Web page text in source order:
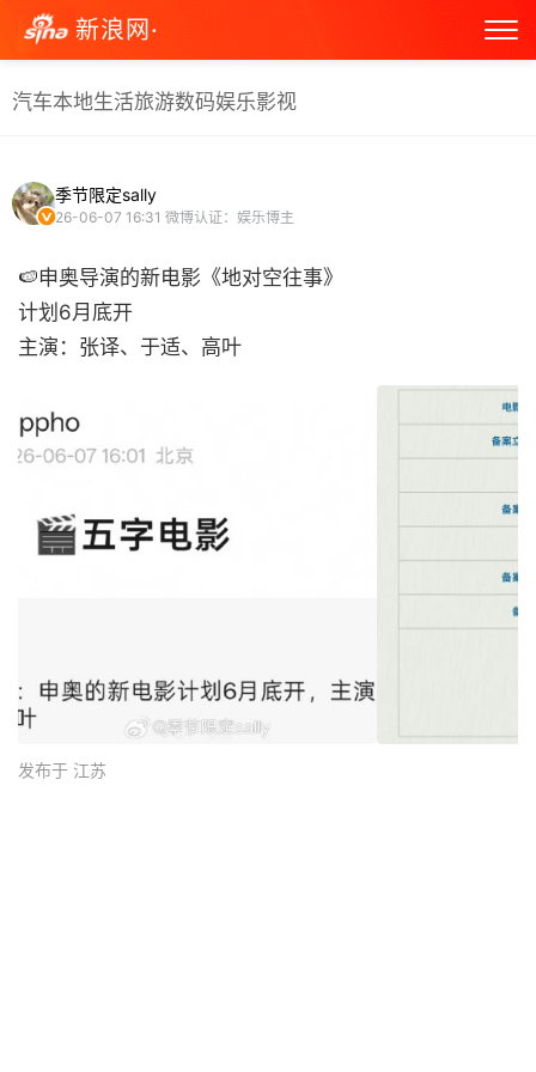
新浪网·
汽车本地生活旅游数码娱乐影视
季节限定sally
26-06-07 16:31 微博认证：娱乐博主
🍉申奥导演的新电影《地对空往事》
计划6月底开
主演：张译、于适、高叶 ​
发布于 江苏